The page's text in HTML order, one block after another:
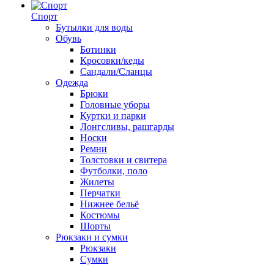
Спорт
Бутылки для воды
Обувь
Ботинки
Кросовки/кеды
Сандали/Сланцы
Одежда
Брюки
Головные уборы
Куртки и парки
Лонгсливы, рашгарды
Носки
Ремни
Толстовки и свитера
Футболки, поло
Жилеты
Перчатки
Нижнее бельё
Костюмы
Шорты
Рюкзаки и сумки
Рюкзаки
Сумки